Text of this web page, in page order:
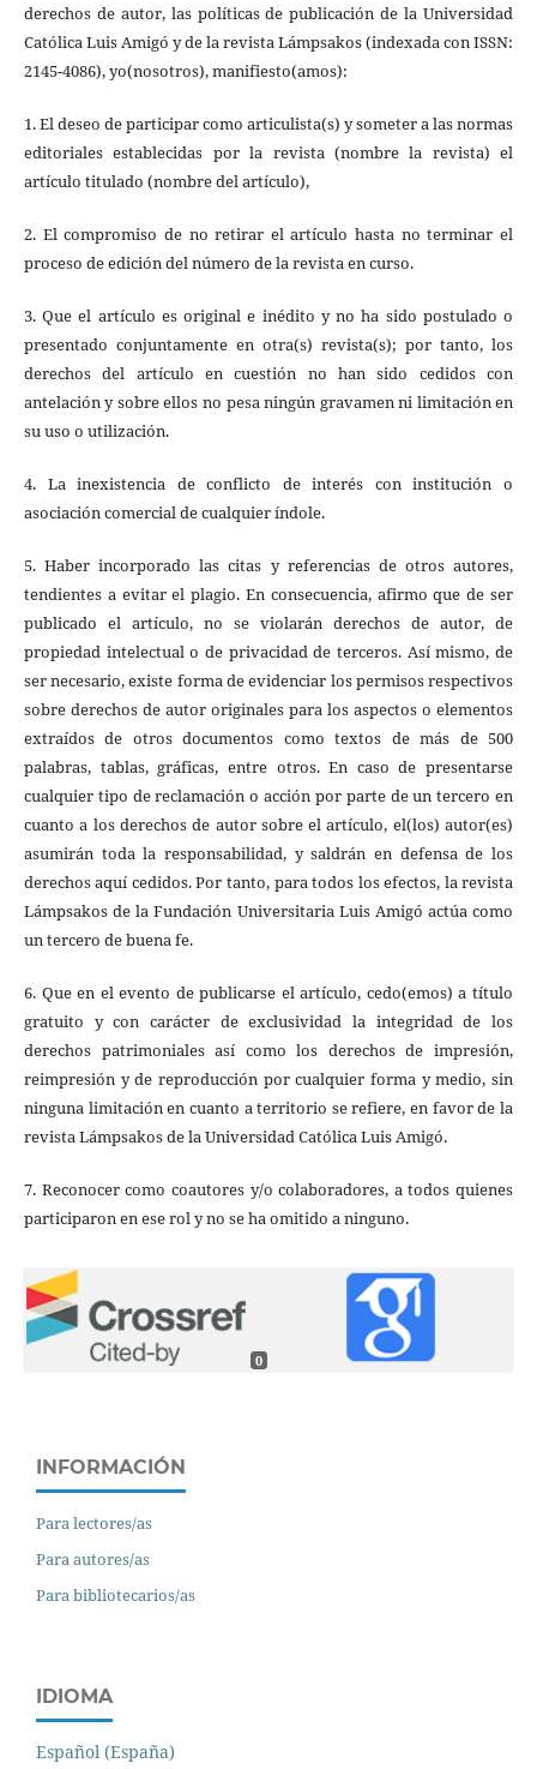
derechos de autor, las políticas de publicación de la Universidad
Católica Luis Amigó y de la revista Lámpsakos (indexada con ISSN:
2145-4086), yo(nosotros), manifiesto(amos):
1. El deseo de participar como articulista(s) y someter a las normas
editoriales establecidas por la revista (nombre la revista) el
artículo titulado (nombre del artículo),
2. El compromiso de no retirar el artículo hasta no terminar el
proceso de edición del número de la revista en curso.
3. Que el artículo es original e inédito y no ha sido postulado o
presentado conjuntamente en otra(s) revista(s); por tanto, los
derechos del artículo en cuestión no han sido cedidos con
antelación y sobre ellos no pesa ningún gravamen ni limitación en
su uso o utilización.
4. La inexistencia de conflicto de interés con institución o
asociación comercial de cualquier índole.
5. Haber incorporado las citas y referencias de otros autores,
tendientes a evitar el plagio. En consecuencia, afirmo que de ser
publicado el artículo, no se violarán derechos de autor, de
propiedad intelectual o de privacidad de terceros. Así mismo, de
ser necesario, existe forma de evidenciar los permisos respectivos
sobre derechos de autor originales para los aspectos o elementos
extraídos de otros documentos como textos de más de 500
palabras, tablas, gráficas, entre otros. En caso de presentarse
cualquier tipo de reclamación o acción por parte de un tercero en
cuanto a los derechos de autor sobre el artículo, el(los) autor(es)
asumirán toda la responsabilidad, y saldrán en defensa de los
derechos aquí cedidos. Por tanto, para todos los efectos, la revista
Lámpsakos de la Fundación Universitaria Luis Amigó actúa como
un tercero de buena fe.
6. Que en el evento de publicarse el artículo, cedo(emos) a título
gratuito y con carácter de exclusividad la integridad de los
derechos patrimoniales así como los derechos de impresión,
reimpresión y de reproducción por cualquier forma y medio, sin
ninguna limitación en cuanto a territorio se refiere, en favor de la
revista Lámpsakos de la Universidad Católica Luis Amigó.
7. Reconocer como coautores y/o colaboradores, a todos quienes
participaron en ese rol y no se ha omitido a ninguno.
0
INFORMACIÓN
Para lectores/as
Para autores/as
Para bibliotecarios/as
IDIOMA
Español (España)